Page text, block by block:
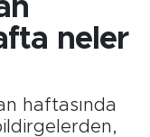
neler
haftasında